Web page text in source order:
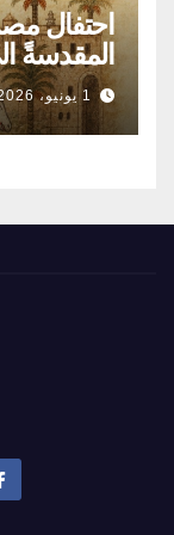
احتفال
المقدسةً
1 يونيو، 2026